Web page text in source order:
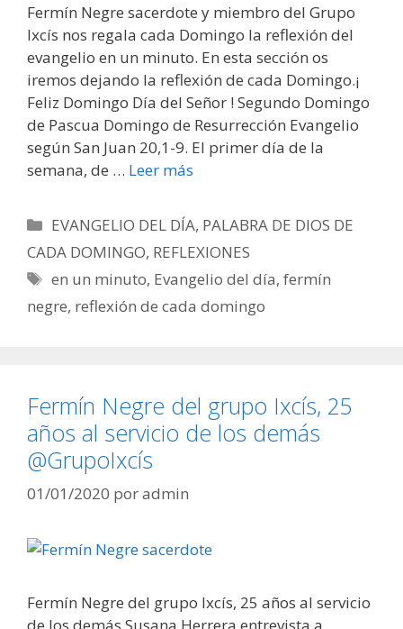
Fermín Negre sacerdote y miembro del Grupo
Ixcís nos regala cada Domingo la reflexión del
evangelio en un minuto. En esta sección os
iremos dejando la reflexión de cada Domingo.¡
Feliz Domingo Día del Señor ! Segundo Domingo
de Pascua Domingo de Resurrección Evangelio
según San Juan 20,1-9. El primer día de la
semana, de … Leer más
Categorías
EVANGELIO DEL DÍA, PALABRA DE DIOS DE
CADA DOMINGO, REFLEXIONES
Etiquetas
en un minuto, Evangelio del día,fermín
negre, reflexión de cada domingo
Fermín Negre del grupo Ixcís, 25
años al servicio de los demás
@GrupoIxcís
01/01/2020 poradmin
Fermín Negre del grupo Ixcís, 25 años al servicio